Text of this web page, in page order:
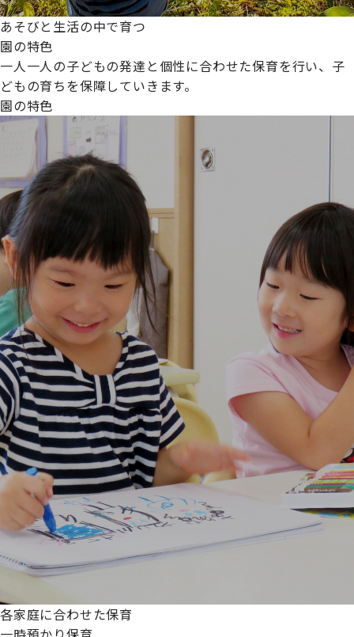
あそびと生活の中で育つ
園の特色
一人一人の子どもの発達と個性に合わせた保育を行い、子
どもの育ちを保障していきます。
園の特色
各家庭に合わせた保育